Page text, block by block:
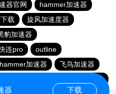
器官网
hammer加速器
载
旋风加速度器
豹加速器
连pro
outline
hammer加速器
飞鸟加速器
黑洞nvp加速器
器 下载